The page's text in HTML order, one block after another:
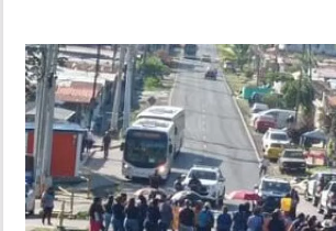
DEPORTES
MUNDO
INSÓLITAS